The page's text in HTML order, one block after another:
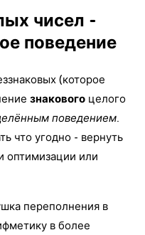
чисел -
поведение
(которое
знакового целого
поведением.
что угодно - вернуть
оптимизации или
переполнения в
в более